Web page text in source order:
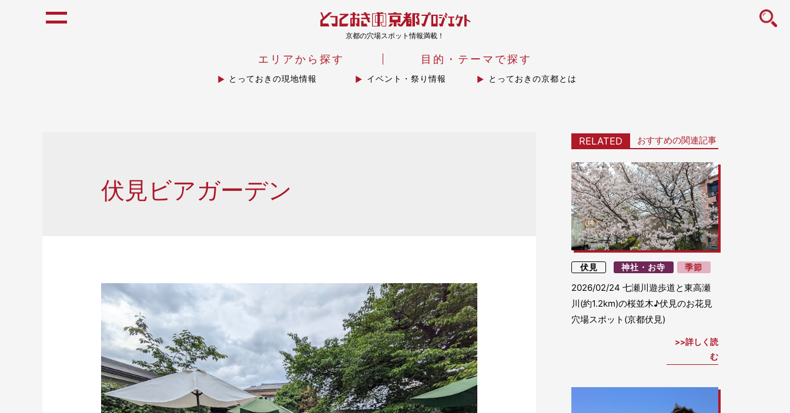
icon
京都の穴場スポット情報満載！
エリアから探す 目的・テーマで探す
とっておきの現地情報 イベント・祭り情報 とっておきの京都とは
伏見ビアガーデン
RELATED おすすめの関連記事
伏見 神社・お寺 季節
2026/02/24 七瀬川遊歩道と東高瀬
川(約1.2km)の桜並木♪伏見のお花見
穴場スポット(京都伏見)
詳しく読
む